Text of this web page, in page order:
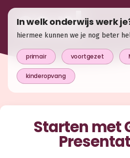
Starten met
In welk onderwijs werk
hiermee kunnen we je nog beter
primair voortgezet
kinderopvang